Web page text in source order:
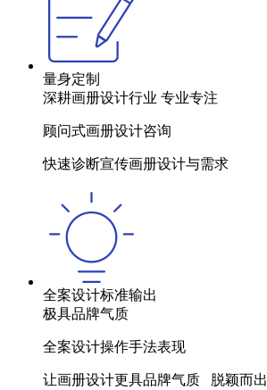
量身定制
深耕画册设计行业 专业专注
顾问式画册设计咨询
快速诊断宣传画册设计与需求
全案设计标准输出
极具品牌气质
全案设计操作手法表现
让画册设计更具品牌气质 脱颖而出